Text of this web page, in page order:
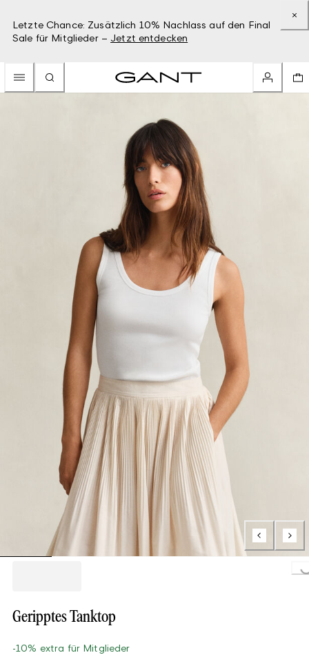
Letzte Chance: Zusätzlich 10% Nachlass auf den Final
Sale für Mitglieder – Jetzt entdecken
Loading...
Geripptes Tanktop
-10% extra für Mitglieder